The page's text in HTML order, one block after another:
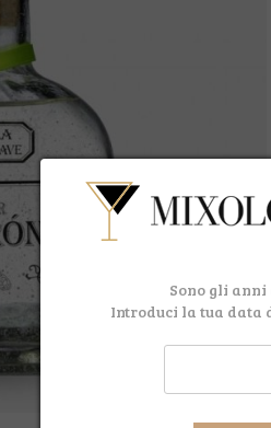
Sono gli
Introduci la tua data